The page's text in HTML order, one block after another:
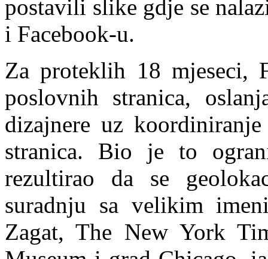
postavili slike gdje se
i Facebook-u.
Za proteklih 18 mjeseci,
poslovnih stranica,
dizajnere uz
stranica. Bio je to
rezultirao da se
suradnju sa velikim
Zagat, The New York